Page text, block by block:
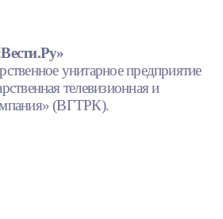
унитарное предприятие
телевизионная и
(ВГТРК).